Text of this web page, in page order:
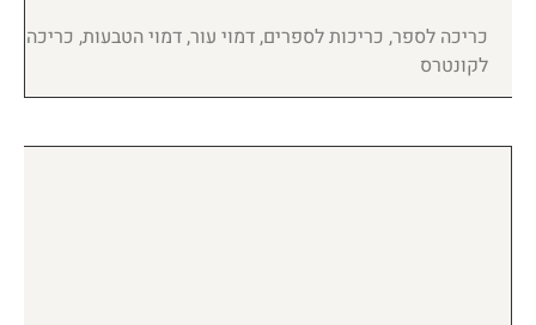
כריכה לספר, כריכות לספרים, דמוי עור, דמוי הטבעות, כריכה
לקונטרס